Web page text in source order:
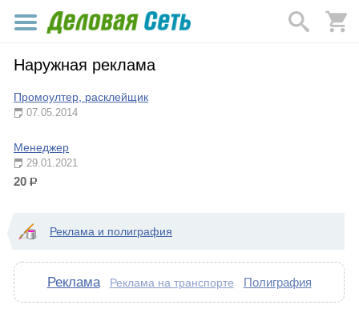
Наружная реклама
Промоултер, расклейщик
07.05.2014
Менеджер
29.01.2021
20 р.
Реклама и полиграфия
Реклама Реклама на транспорте Полиграфия